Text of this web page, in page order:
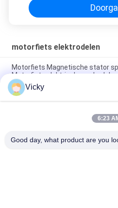
motorfiets elektrodelen
Motorfiets Magnetische stator
Motorfiets elektrische onderdelen
Elektrische motorfiets relais
kopers Goede prestaties
Elektrische schakelaar relais voor
Vicky
6:23
Good day, what product are you